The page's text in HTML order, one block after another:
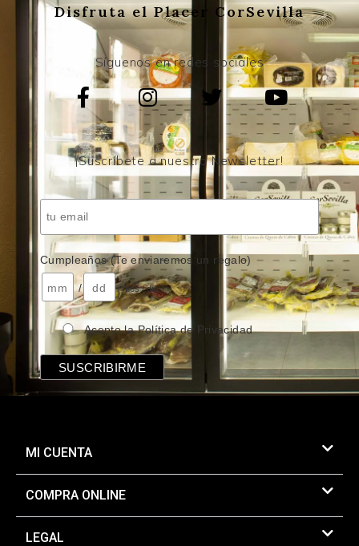
Disfruta el Placer CorSevilla
Síguenos en redes sociales
¡Suscríbete a nuestro Newsletter!
Cumpleaños (Te enviaremos un regalo)
/ ( mes / día )
Acepto la Política de Privacidad
MI CUENTA
COMPRA ONLINE
LEGAL